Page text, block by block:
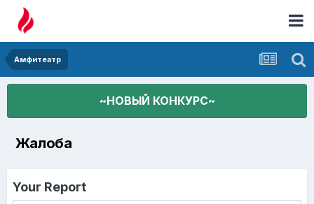
Амфитеатр
~НОВЫЙ КОНКУРС~
Жалоба
Your Report